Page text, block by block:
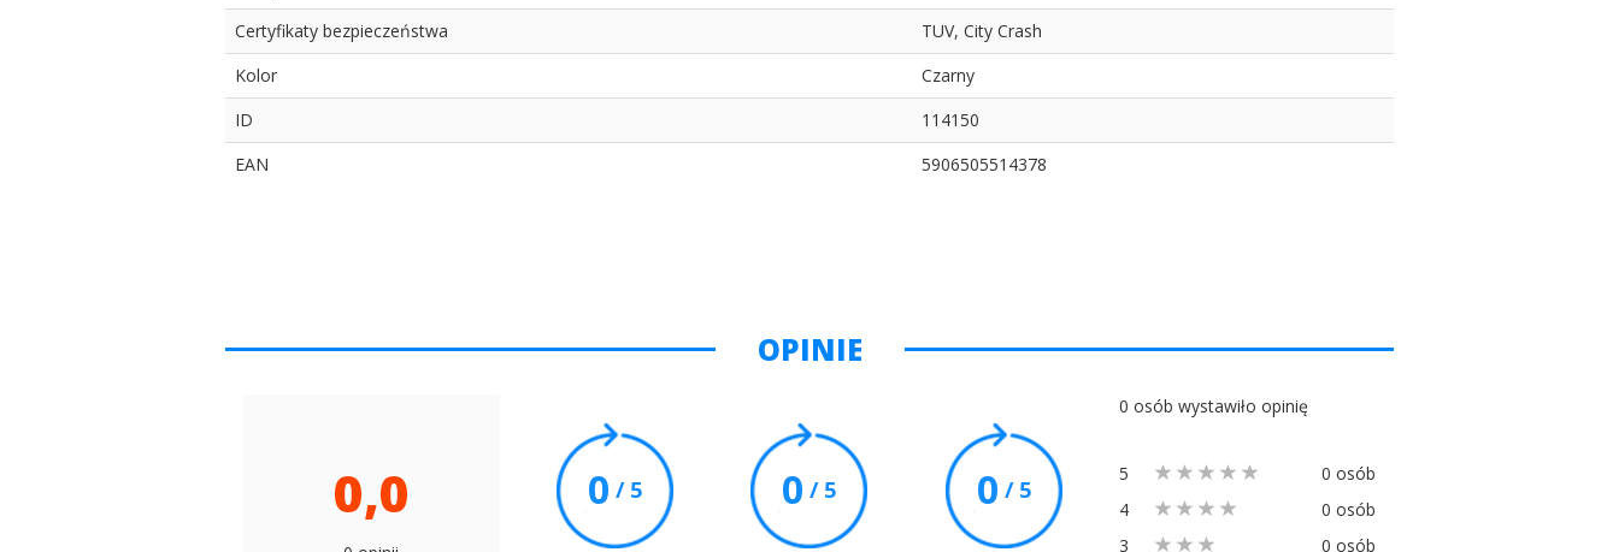
Certyfikaty bezpieczeństwa
TUV, City Crash
Kolor
Czarny
ID
114150
EAN
5906505514378
OPINIE
0,0 0 / 5 0 / 5 0 / 5
0 osób wystawiło opinię
5
0 osób
4
0 osób
3
0 osób